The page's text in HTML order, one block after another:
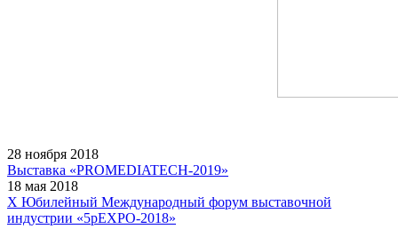
28 ноября 2018
Выставка «PROMEDIATECH-2019»
18 мая 2018
X Юбилейный Международный форум выставочной
индустрии «5pEXPO-2018»